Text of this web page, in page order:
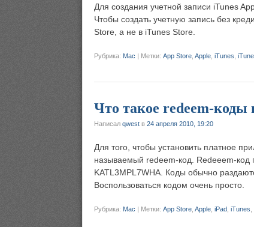
Для создания учетной записи iTunes
Чтобы создать учетную запись без
Store, а не в iTunes Store.
Рубрика: Mac | Метки: App Store Apple iTunes
Что такое redeem-коды
Написал qwest в 24 апреля 2010, 19:20
Для того, чтобы установить платное
называемый redeem-код. Redeeem-код
KATL3MPL7WHA. Коды обычно
Воспользоваться кодом очень просто.
Рубрика: Mac Метки: App Store Apple iPad iTunes